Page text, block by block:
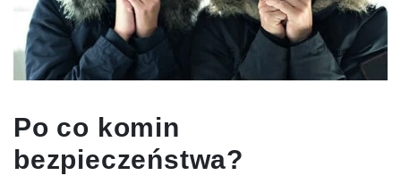
Po co komin
bezpieczeństwa?